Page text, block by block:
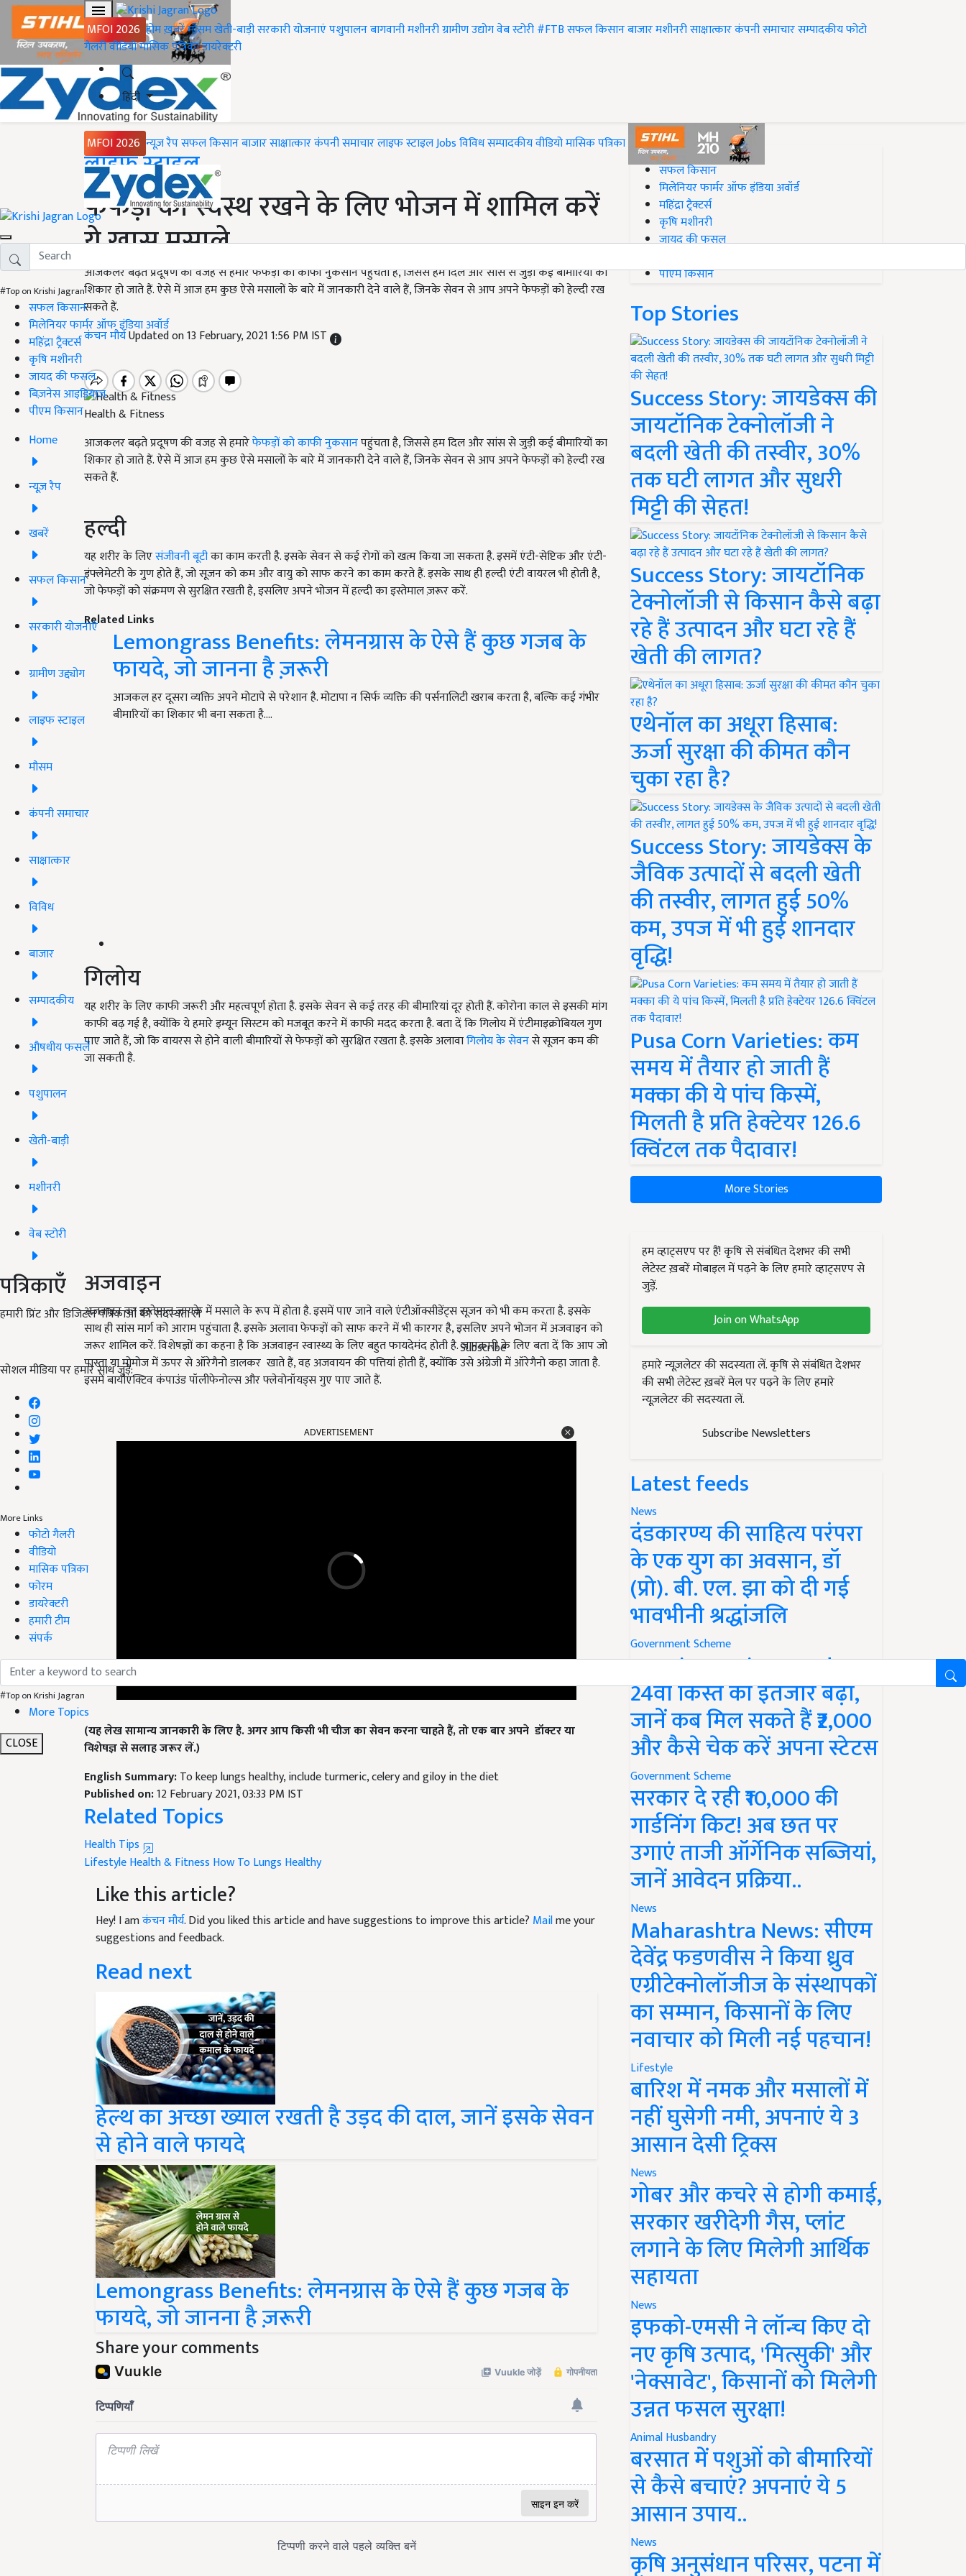
MFOI 2026 होमख़बरेंमौसमखेती-बाड़ीसरकारी योजनाएंपशुपालनबागवानीमशीनरीग्रामीण उद्योगवेब स्टोरी#FTBसफल किसानबाजारमशीनरीसाक्षात्कारकंपनी समाचारसम्पादकीयफोटो
गैलरीवीडियोमासिक पत्रिकाडायरेक्टरी
हिंदी
MFOI 2026 न्यूज़ रैपसफल किसानबाजारसाक्षात्कारकंपनी समाचारलाइफ स्टाइलJobsविविधसम्पादकीयवीडियोमासिक पत्रिका
#Top on Krishi Jagran
सफल किसान
मिलेनियर फार्मर ऑफ इंडिया अवॉर्ड
महिंद्रा ट्रैक्टर्स
कृषि मशीनरी
जायद की फसल
बिज़नेस आइडियाज
पीएम किसान
Home
न्यूज़ रैप
खबरें
सफल किसान
सरकारी योजनाएं
ग्रामीण उद्द्योग
लाइफ स्टाइल
मौसम
कंपनी समाचार
साक्षात्कार
विविध
बाजार
सम्पादकीय
औषधीय फसलें
पशुपालन
खेती-बाड़ी
मशीनरी
वेब स्टोरी
पत्रिकाएँ
हमारी प्रिंट और डिजिटल पत्रिकाओं की सदस्यता लें
Subscribe
सोशल मीडिया पर हमारे साथ जुड़ें:
More Links
फोटो गैलरी
वीडियो
मासिक पत्रिका
फोरम
डायरेक्टरी
हमारी टीम
संपर्क
#Top on Krishi Jagran
More Topics
CLOSE
Home
लाइफ स्टाइल
फेफड़ों को स्वस्थ रखने के लिए भोजन में शामिल करें
ये खास मसाले
आजकलर बढ़ते प्रदूषण की वजह से हमारे फेफड़ों को काफी नुकसान पहुंचता है, जिससे हम दिल और सांस से जुड़ी कई बीमारियों का
शिकार हो जाते हैं. ऐसे में आज हम कुछ ऐसे मसालों के बारे में जानकारी देने वाले हैं, जिनके सेवन से आप अपने फेफड़ों को हेल्दी रख
सकते हैं.
कंचन मौर्यUpdated on 13 February, 2021 1:56 PM IST
Health & Fitness
आजकलर बढ़ते प्रदूषण की वजह से हमारेफेफड़ों को काफी नुकसानपहुंचता है, जिससे हम दिल और सांस से जुड़ी कई बीमारियों का
शिकार हो जाते हैं. ऐसे में आज हम कुछ ऐसे मसालों के बारे में जानकारी देने वाले हैं, जिनके सेवन से आप अपने फेफड़ों को हेल्दी रख
सकते हैं.
हल्दी
यह शरीर के लिएसंजीवनी बूटीका काम करती है. इसके सेवन से कई रोगों को खत्म किया जा सकता है. इसमें एंटी-सेप्टिक और एंटी-
इंफ्लेमेटरी के गुण होते हैं, जो सूजन को कम और वायु को साफ करने का काम करते हैं. इसके साथ ही हल्दी एंटी वायरल भी होती है,
जो फेफड़ों को संक्रमण से सुरक्षित रखती है, इसलिए अपने भोजन में हल्दी का इस्तेमाल ज़रूर करें.
Related Links
Lemongrass Benefits: लेमनग्रास के ऐसे हैं कुछ गजब के
फायदे, जो जानना है ज़रूरी
आजकल हर दूसरा व्यक्ति अपने मोटापे से परेशान है. मोटापा न सिर्फ व्यक्ति की पर्सनालिटी खराब करता है, बल्कि कई गंभीर
बीमारियों का शिकार भी बना सकता है.…
गिलोय
यह शरीर के लिए काफी जरूरी और महत्वपूर्ण होता है. इसके सेवन से कई तरह की बीमारियां दूर होती हैं. कोरोना काल से इसकी मांग
काफी बढ़ गई है, क्योंकि ये हमारे इम्यून सिस्टम को मजबूत करने में काफी मदद करता है. बता दें कि गिलोय में एंटीमाइक्रोबियल गुण
पाए जाते हैं, जो कि वायरस से होने वाली बीमारियों से फेफड़ों को सुरक्षित रखता है. इसके अलावागिलोय के सेवनसे सूजन कम की
जा सकती है.
अजवाइन
अजवाइन का इस्तेमाल जायके में मसाले के रूप में होता है. इसमें पाए जाने वाले एंटीऑक्सीडेंट्स सूजन को भी कम करता है. इसके
साथ ही सांस मार्ग को आराम पहुंचाता है. इसके अलावा फेफड़ों को साफ करने में भी कारगर है, इसलिए अपने भोजन में अजवाइन को
जरूर शामिल करें. विशेषज्ञों का कहना है कि अजवाइन स्वास्थ्य के लिए बहुत फायदेमंद होती है. जानकारी के लिए बता दें कि आप जो
पास्ता या मोमोज में ऊपर से ऑरेगैनो डालकर खाते हैं, वह अजवायन की पत्तियां होती हैं, क्योंकि उसे अंग्रेजी में ऑरेगैनो कहा जाता है.
इसमें बायोएक्टिव कंपाउंड पॉलीफेनोल्स और फ्लेवोनॉयड्स गुए पाए जाते हैं.
ADVERTISEMENT
(यह लेख सामान्य जानकारी के लिए है. अगर आप किसी भी चीज का सेवन करना चाहते हैं, तो एक बार अपने डॉक्टर या
विशेषज्ञ से सलाह जरूर लें.)
English Summary:To keep lungs healthy, include turmeric, celery and giloy in the diet
Published on:12 February 2021, 03:33 PM IST
Related Topics
Health Tips
LifestyleHealth & Fitness How To Lungs Healthy
Like this article?
Hey! I amकंचन मौर्य. Did you liked this article and have suggestions to improve this article? Mailme your
suggestions and feedback.
Read next
हेल्थ का अच्छा ख्याल रखती है उड़द की दाल, जानें इसके सेवन
से होने वाले फायदे
Lemongrass Benefits: लेमनग्रास के ऐसे हैं कुछ गजब के
फायदे, जो जानना है ज़रूरी
Share your comments
#Top on Krishi Jagran
सफल किसान
मिलेनियर फार्मर ऑफ इंडिया अवॉर्ड
महिंद्रा ट्रैक्टर्स
कृषि मशीनरी
जायद की फसल
पीएम किसान
Top Stories
Success Story: जायडेक्स की
जायटॉनिक टेक्नोलॉजी ने
बदली खेती की तस्वीर, 30%
तक घटी लागत और सुधरी
मिट्टी की सेहत!
Success Story: जायटॉनिक
टेक्नोलॉजी से किसान कैसे बढ़ा
रहे हैं उत्पादन और घटा रहे हैं
खेती की लागत?
एथेनॉल का अधूरा हिसाब:
ऊर्जा सुरक्षा की कीमत कौन
चुका रहा है?
Success Story: जायडेक्स के
जैविक उत्पादों से बदली खेती
की तस्वीर, लागत हुई 50%
कम, उपज में भी हुई शानदार
वृद्धि!
Pusa Corn Varieties: कम
समय में तैयार हो जाती हैं
मक्का की ये पांच किस्में,
मिलती है प्रति हेक्टेयर 126.6
क्विंटल तक पैदावार!
More Stories
हम व्हाट्सएप पर हैं! कृषि से संबंधित देशभर की सभी
लेटेस्ट ख़बरें मोबाइल में पढ़ने के लिए हमारे व्हाट्सएप से
जुड़ें.
Join on WhatsApp
हमारे न्यूज़लेटर की सदस्यता लें. कृषि से संबंधित देशभर
की सभी लेटेस्ट ख़बरें मेल पर पढ़ने के लिए हमारे
न्यूज़लेटर की सदस्यता लें.
Subscribe Newsletters
Latest feeds
News
दंडकारण्य की साहित्य परंपरा
के एक युग का अवसान, डॉ
(प्रो). बी. एल. झा को दी गई
भावभीनी श्रद्धांजलि
Government Scheme
PM Kisan Yojana Update:
24वीं किस्त का इंतजार बढ़ा,
जानें कब मिल सकते हैं ₹2,000
और कैसे चेक करें अपना स्टेटस
Government Scheme
सरकार दे रही ₹10,000 की
गार्डनिंग किट! अब छत पर
उगाएं ताजी ऑर्गेनिक सब्जियां,
जानें आवेदन प्रक्रिया..
News
Maharashtra News: सीएम
देवेंद्र फडणवीस ने किया ध्रुव
एग्रीटेक्नोलॉजीज के संस्थापकों
का सम्मान, किसानों के लिए
नवाचार को मिली नई पहचान!
Lifestyle
बारिश में नमक और मसालों में
नहीं घुसेगी नमी, अपनाएं ये 3
आसान देसी ट्रिक्स
News
गोबर और कचरे से होगी कमाई,
सरकार खरीदेगी गैस, प्लांट
लगाने के लिए मिलेगी आर्थिक
सहायता
News
इफको-एमसी ने लॉन्च किए दो
नए कृषि उत्पाद, 'मित्सुकी' और
'नेक्सावेट', किसानों को मिलेगी
उन्नत फसल सुरक्षा!
Animal Husbandry
बरसात में पशुओं को बीमारियों
से कैसे बचाएं? अपनाएं ये 5
आसान उपाय..
News
कृषि अनुसंधान परिसर, पटना में